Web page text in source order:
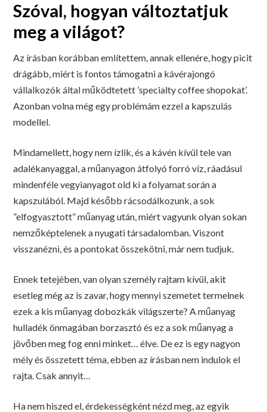
Szóval, hogyan változtatjuk
meg a világot?
Az írásban korábban említettem, annak ellenére, hogy picit
drágább, miért is fontos támogatni a kávérajongó
vállalkozók által működtetett ’specialty coffee shopokat’.
Azonban volna még egy problémám ezzel a kapszulás
modellel.
Mindamellett, hogy nem ízlik, és a kávén kívül tele van
adalékanyaggal, a műanyagon átfolyó forró víz, ráadásul
mindenféle vegyianyagot old ki a folyamat során a
kapszulából. Majd később rácsodálkozunk, a sok
”elfogyasztott” műanyag után, miért vagyunk olyan sokan
nemzőképtelenek a nyugati társadalomban. Viszont
visszanézni, és a pontokat összekötni, már nem tudjuk.
Ennek tetejében, van olyan személy rajtam kívül, akit
esetleg még az is zavar, hogy mennyi szemetet termelnek
ezek a kis műanyag dobozkák világszerte? A műanyag
hulladék önmagában borzasztó és ez a sok műanyag a
jövőben meg fog enni minket… élve. De ez is egy nagyon
mély és összetett téma, ebben az írásban nem indulok el
rajta. Csak annyit…
Ha nem hiszed el, érdekességként nézd meg, az egyik